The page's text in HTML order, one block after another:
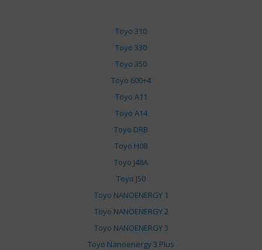
Toyo 310
Toyo 330
Toyo 350
Toyo 600+4
Toyo A11
Toyo A14
Toyo DRB
Toyo H08
Toyo J48A
Toyo J50
Toyo NANOENERGY 1
Toyo NANOENERGY 2
Toyo NANOENERGY 3
Toyo Nanoenergy 3 Plus